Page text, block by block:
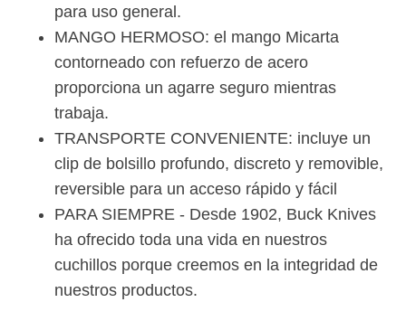
para uso general.
MANGO HERMOSO: el mango Micarta
contorneado con refuerzo de acero
proporciona un agarre seguro mientras
trabaja.
TRANSPORTE CONVENIENTE: incluye un
clip de bolsillo profundo, discreto y removible,
reversible para un acceso rápido y fácil
PARA SIEMPRE - Desde 1902, Buck Knives
ha ofrecido toda una vida en nuestros
cuchillos porque creemos en la integridad de
nuestros productos.